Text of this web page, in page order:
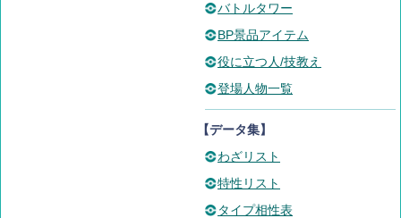
バトルタワー
BP景品アイテム
役に立つ人/技教え
登場人物一覧
【データ集】
わざリスト
特性リスト
タイプ相性表